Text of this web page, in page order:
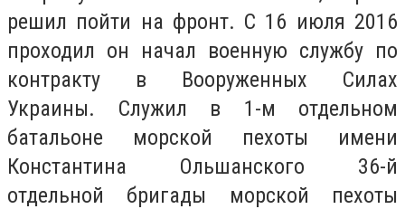
решил пойти на фронт. С 16 июля 2016
проходил он начал военную службу по
контракту в Вооруженных Силах
Украины. Служил в 1-м отдельном
батальоне морской пехоты имени
Константина Ольшанского 36-й
отдельной бригады морской пехоты